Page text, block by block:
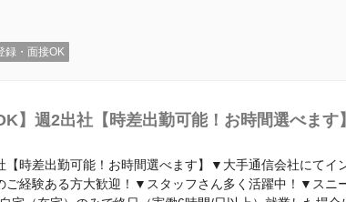
録・面接OK
】週2出社【時差出勤可能！お時間選べます】
【時差出勤可能！お時間選べます】▼大手通信会社にてイ
経験ある方大歓迎！▼スタッフさん多く活躍中！▼スニ